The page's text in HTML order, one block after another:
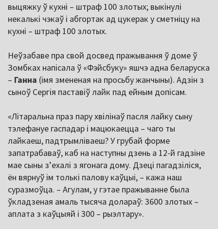
выцяжку ў кухні – штраф 100 злотых; выкінулі
некалькі чэкаў і абгортак ад цукерак у сметніцу на
кухні – штраф 100 злотых.
Неўзабаве пра свой досвед пражывання ў доме ў
Зомбках напісала ў «Фэйсбуку» яшчэ адна беларуска
– Ганна (імя змененая на просьбу жанчыны). Адзін з
сыноў Сергія паставіў лайк пад ейным допісам.
«Літаральна праз пару хвілінаў пасля лайку сыну
тэлефануе гаспадар і мацюкаецца – чаго ты
лайкаеш, падтрымліваеш? У грубай форме
запатрабаваў, каб на наступны дзень а 12-й гадзіне
мае сыны з’ехалі з ягонага дому. Дзеці пагадзіліся,
ён вярнуў ім толькі палову каўцыі, – кажа наш
суразмоўца. – Агулам, у гэтае пражыванне была
ўкладзеная амаль тысяча долараў: 3600 злотых –
аплата з каўцыяй і 300 – рыэлтару».